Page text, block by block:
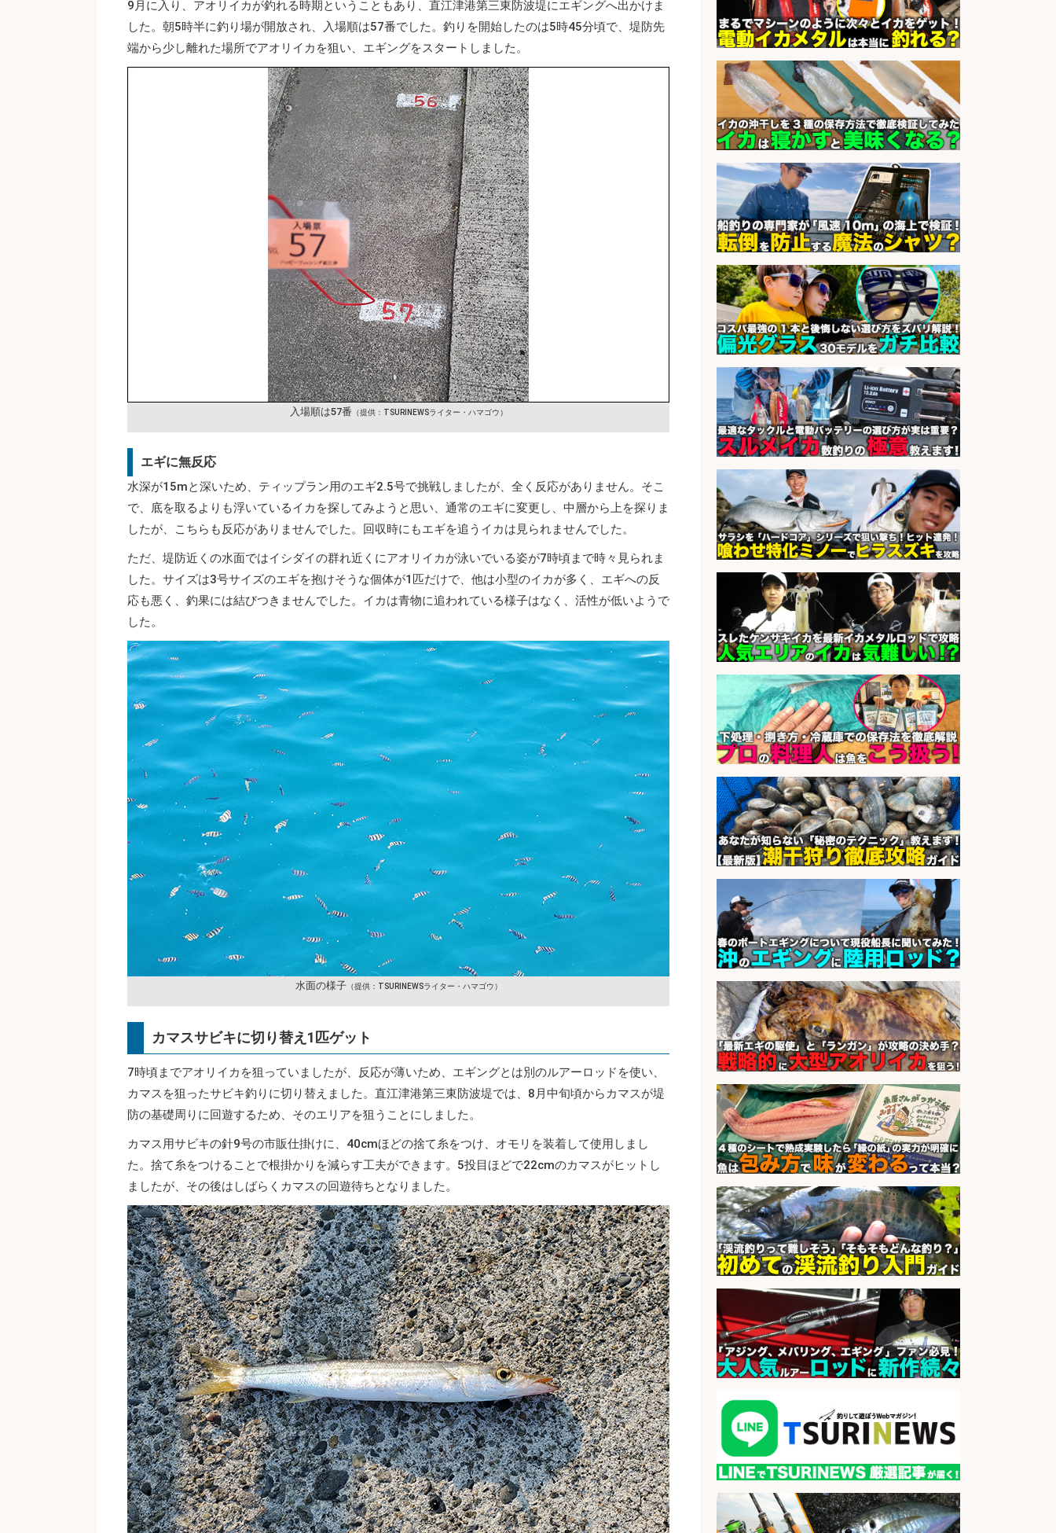
9月に入り、アオリイカが釣れる時期ということもあり、直江津港第三東防波堤にエギングへ出かけま
した。朝5時半に釣り場が開放され、入場順は57番でした。釣りを開始したのは5時45分頃で、堤防先
端から少し離れた場所でアオリイカを狙い、エギングをスタートしました。
入場順は57番 （提供：TSURINEWSライター・ハマゴウ）
エギに無反応
水深が15mと深いため、ティップラン用のエギ2.5号で挑戦しましたが、全く反応がありません。そこ
で、底を取るよりも浮いているイカを探してみようと思い、通常のエギに変更し、中層から上を探りま
したが、こちらも反応がありませんでした。回収時にもエギを追うイカは見られませんでした。
ただ、堤防近くの水面ではイシダイの群れ近くにアオリイカが泳いでいる姿が7時頃まで時々見られま
した。サイズは3号サイズのエギを抱けそうな個体が1匹だけで、他は小型のイカが多く、エギへの反
応も悪く、釣果には結びつきませんでした。イカは青物に追われている様子はなく、活性が低いようで
した。
水面の様子（提供：TSURINEWSライター・ハマゴウ）
カマスサビキに切り替え1匹ゲット
7時頃までアオリイカを狙っていましたが、反応が薄いため、エギングとは別のルアーロッドを使い、
カマスを狙ったサビキ釣りに切り替えました。直江津港第三東防波堤では、8月中旬頃からカマスが堤
防の基礎周りに回遊するため、そのエリアを狙うことにしました。
カマス用サビキの針9号の市販仕掛けに、40cmほどの捨て糸をつけ、オモリを装着して使用しまし
た。捨て糸をつけることで根掛かりを減らす工夫ができます。5投目ほどで22cmのカマスがヒットし
ましたが、その後はしばらくカマスの回遊待ちとなりました。
フィッシング用品の「製品開発設
計」
会社名 メガバス株式会社
sponsored by 求人ボックス
営業事務/釣り具メーカーでの営業
アシスタントのお仕事/残業なし/即
日勤務可/営業事務/軽作業
会社名 株式会社パソナ
sponsored by 求人ボックス
「堺市堺区」「時給1,600円」入社
祝金10万円/自転車部品や釣り具の
組立/堺市堺区の工場/未経験歓迎
会社名
パーソルファクトリーパートナ
sponsored by 求人ボックス
日払いOKで即日収入/製造スタッフ/
「広島市佐伯区」お魚のパック詰め
給1,200円」日払い可/残業少なめ×
週4日〜OK×車通勤OK
会社名 株式会社ホットスタッフ五日市
sponsored by 求人ボックス
さらに求人情報を見る